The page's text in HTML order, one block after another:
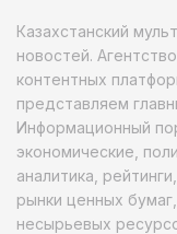
Казахстанский
новостей.
контентных
представляем
Информационный
экономические,
аналитика,
рынки ценных
несырьевых